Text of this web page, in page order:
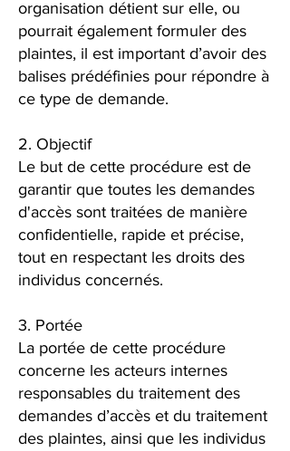
organisation détient sur elle, ou
pourrait également formuler des
plaintes, il est important d’avoir des
balises prédéfinies pour répondre à
ce type de demande.
2. Objectif
Le but de cette procédure est de
garantir que toutes les demandes
d'accès sont traitées de manière
confidentielle, rapide et précise,
tout en respectant les droits des
individus concernés.
3. Portée
La portée de cette procédure
concerne les acteurs internes
responsables du traitement des
demandes d’accès et du traitement
des plaintes, ainsi que les individus